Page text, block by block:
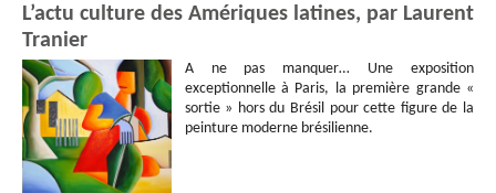
L’actu culture des Amériques latines, par Laurent
Tranier
A ne pas manquer… Une exposition
exceptionnelle à Paris, la première grande «
sortie » hors du Brésil pour cette figure de la
peinture moderne brésilienne.